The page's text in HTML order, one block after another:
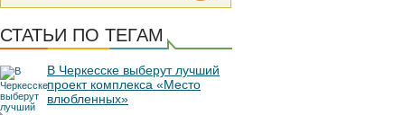
СТАТЬИ ПО ТЕГАМ
В Черкесске выберут лучший
проект комплекса «Место
влюбленных»